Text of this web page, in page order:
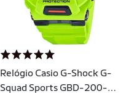
Relógio Casio G-Shock G-
Squad Sports GBD-200-